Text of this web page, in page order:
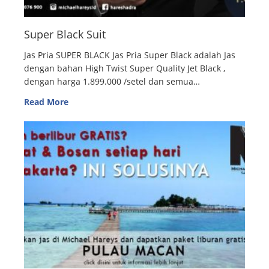
Super Black Suit
Jas Pria SUPER BLACK Jas Pria Super Black adalah Jas
dengan bahan High Twist Super Quality Jet Black ,
dengan harga 1.899.000 /setel dan semua…
Read More